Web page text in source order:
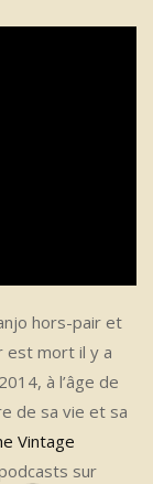
hors-pair et
est mort il y a
à l’âge de
de sa vie et sa
Vintage
sur